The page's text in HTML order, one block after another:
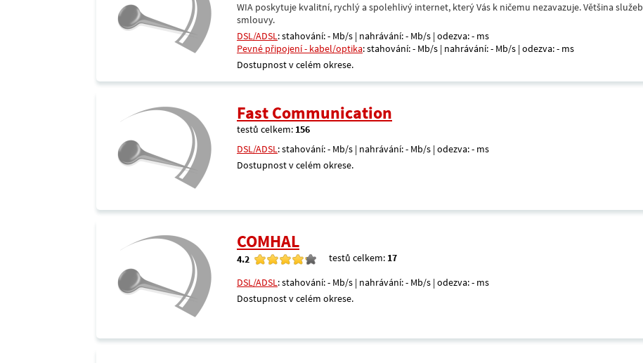
WIA poskytuje kvalitní, rychlý a spolehlivý internet, který Vás k ničemu nezavazuje. Většina
smlouvy.
DSL/ADSL: stahování: - Mb/s | nahrávání: - Mb/s | odezva: - ms
Pevné připojení - kabel/optika: stahování: - Mb/s | nahrávání: - Mb/s | odezva: - ms
Dostupnost v celém okrese.
Fast Communication
testů celkem: 156
DSL/ADSL: stahování: - Mb/s | nahrávání: - Mb/s | odezva: - ms
Dostupnost v celém okrese.
COMHAL
4.2 testů celkem: 17
DSL/ADSL: stahování: - Mb/s | nahrávání: - Mb/s | odezva: - ms
Dostupnost v celém okrese.